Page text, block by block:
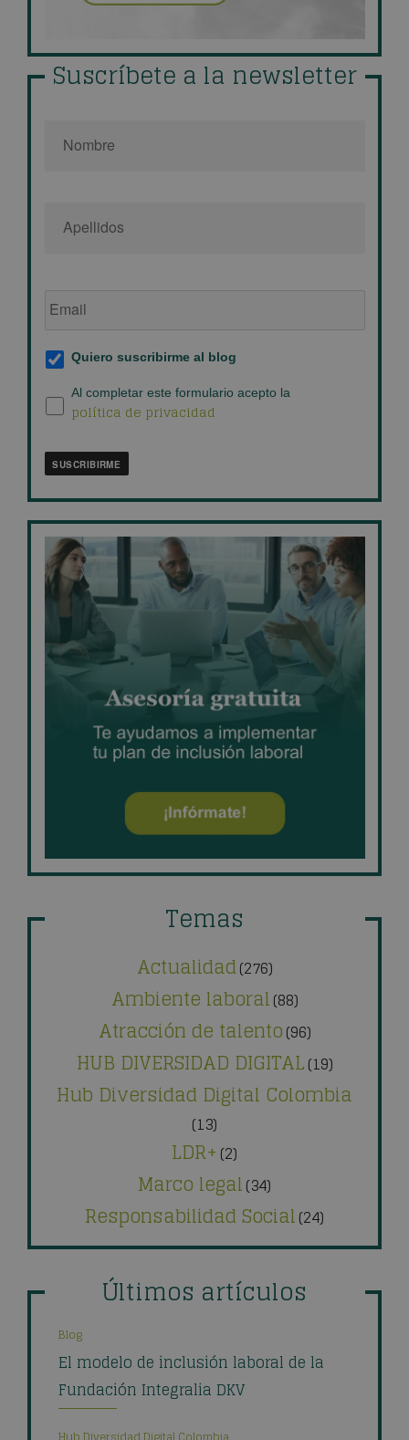
Suscríbete a la newsletter
de
Suscripción
al
blog
*
Quiero suscribirme al blog
Política
de
Al completar este formulario acepto la
política de privacidad
SUSCRIBIRME
Temas
Actualidad(276)
Ambiente laboral(88)
Atracción de talento(96)
HUB DIVERSIDAD DIGITAL(19)
Hub Diversidad Digital Colombia
(13)
LDR+ (2)
Marco legal(34)
Responsabilidad Social(24)
Últimos artículos
Blog
El modelo de inclusión laboral de la
Fundación Integralia DKV